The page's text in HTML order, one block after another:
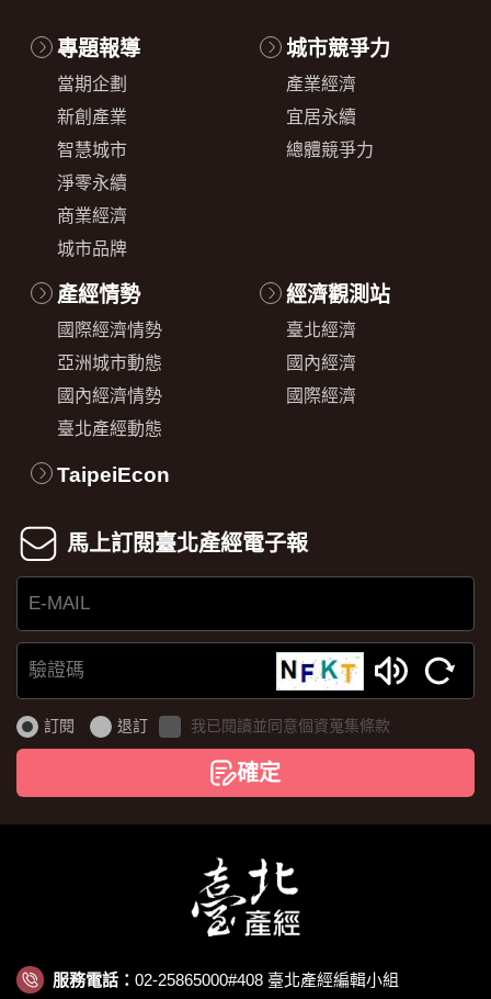
專題報導
當期企劃
新創產業
智慧城市
淨零永續
商業經濟
城市品牌
城市競爭力
產業經濟
宜居永續
總體競爭力
產經情勢
國際經濟情勢
亞洲城市動態
國內經濟情勢
臺北產經動態
經濟觀測站
臺北經濟
國內經濟
國際經濟
TaipeiEcon
馬上訂閱臺北產經電子報
E-
MAIL
證
碼
訂閱 退訂 我已閱讀並同意個資蒐集條款
確定
服務電話： 02-25865000#408 臺北產經編輯小組